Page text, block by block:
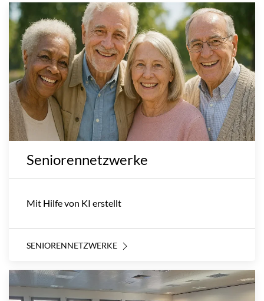
Seniorennetzwerke
Mit Hilfe von KI erstellt
SENIORENNETZWERKE